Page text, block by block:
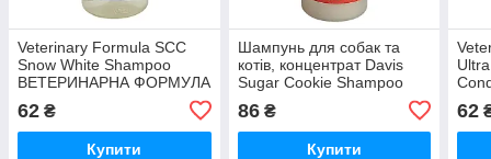
Veterinary Formula SCC
Snow White Shampoo
ВЕТЕРИНАРНА ФОРМУЛА
шампунь для собак і котів
зі світлою шерстю
62 ₴
Купити
Шампунь для собак та
котів, концентрат Davis
Sugar Cookie Shampoo
цукрове печиво (SCSR50)
86₴
Купити
62